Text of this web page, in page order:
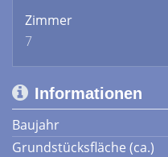
Zimmer
7
Informationen
Baujahr
Grundstücksfläche (ca.)